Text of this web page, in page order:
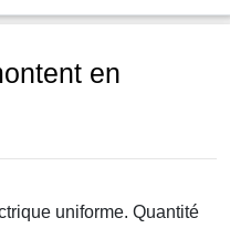
en
uniforme. Quantité